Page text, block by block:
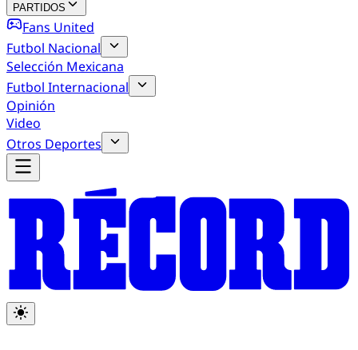
PARTIDOS
Fans United
Futbol Nacional
Selección Mexicana
Futbol Internacional
Opinión
Video
Otros Deportes